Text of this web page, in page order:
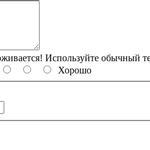
Используйте обычный
Хорошо